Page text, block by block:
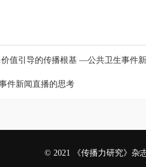
值引导的传播根基 —公共卫生事件
件新闻直播的思考
© 2021 《传播力研究》